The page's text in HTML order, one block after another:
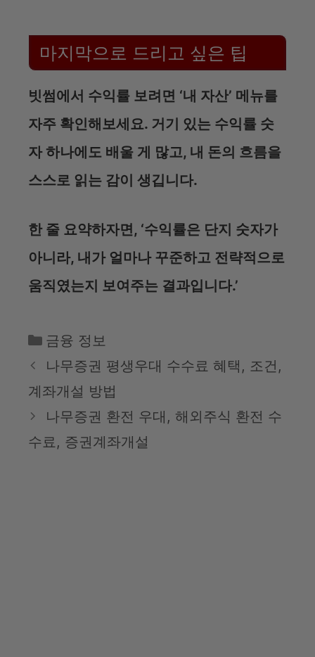
마지막으로 드리고 싶은 팁
빗썸에서 수익률 보려면 ‘내 자산’ 메뉴를
자주 확인해보세요. 거기 있는 수익률 숫
자 하나에도 배울 게 많고, 내 돈의 흐름을
스스로 읽는 감이 생깁니다.
한 줄 요약하자면, ‘수익률은 단지 숫자가
아니라, 내가 얼마나 꾸준하고 전략적으로
움직였는지 보여주는 결과입니다.’
카
테
리
금융 정보
나무증권 평생우대 수수료 혜택, 조건,
계좌개설 방법
나무증권 환전 우대, 해외주식 환전 수
수료, 증권계좌개설